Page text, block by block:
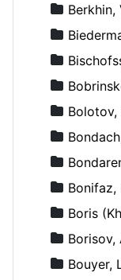
Berkhin,
Bolotov,
Bonifaz,
Boris
Borisov,
Bouyer,